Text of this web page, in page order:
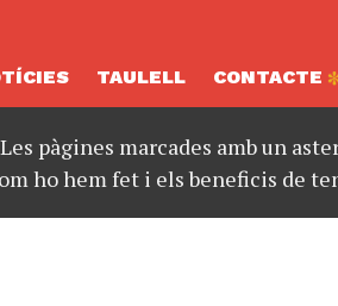
TAULELL CONTACTE
pàgines marcades amb un
ho hem fet i els beneficis de